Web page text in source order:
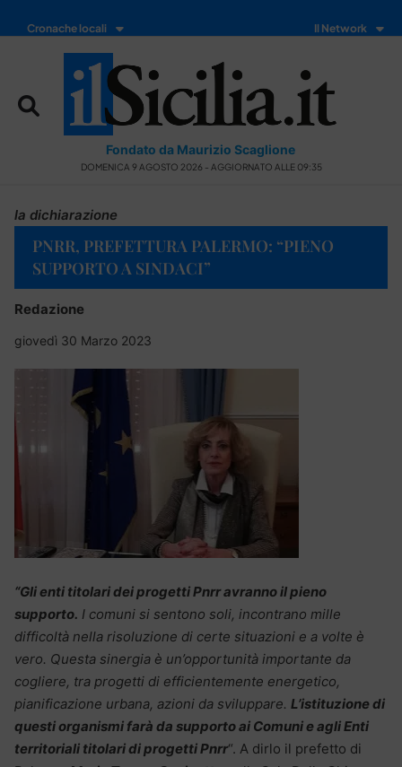
Cronache locali Il Network
Fondato da Maurizio Scaglione
DOMENICA 9 AGOSTO 2026 - AGGIORNATO ALLE 09:35
la dichiarazione
PNRR, PREFETTURA PALERMO: “PIENO
SUPPORTO A SINDACI”
Redazione
giovedì 30 Marzo 2023
“Gli enti titolari dei progetti Pnrr avranno il pieno
supporto. I comuni si sentono soli, incontrano mille
difficoltà nella risoluzione di certe situazioni e a volte è
vero. Questa sinergia è un’opportunità importante da
cogliere, tra progetti di efficientemente energetico,
pianificazione urbana, azioni da sviluppare. L’istituzione di
questi organismi farà da supporto ai Comuni e agli Enti
territoriali titolari di progetti Pnrr“. A dirlo il prefetto di